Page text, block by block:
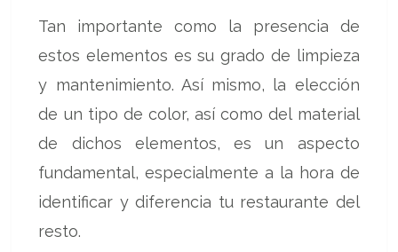
Tan importante como la presencia de
estos elementos es su grado de limpieza
y mantenimiento. Así mismo, la elección
de un tipo de color, así como del material
de dichos elementos, es un aspecto
fundamental, especialmente a la hora de
identificar y diferencia tu restaurante del
resto.